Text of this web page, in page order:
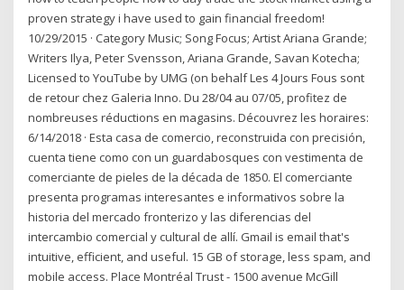
proven strategy i have used to gain financial freedom!
10/29/2015 · Category Music; Song Focus; Artist Ariana Grande;
Writers Ilya, Peter Svensson, Ariana Grande, Savan Kotecha;
Licensed to YouTube by UMG (on behalf Les 4 Jours Fous sont
de retour chez Galeria Inno. Du 28/04 au 07/05, profitez de
nombreuses réductions en magasins. Découvrez les horaires:
6/14/2018 · Esta casa de comercio, reconstruida con precisión,
cuenta tiene como con un guardabosques con vestimenta de
comerciante de pieles de la década de 1850. El comerciante
presenta programas interesantes e informativos sobre la
historia del mercado fronterizo y las diferencias del
intercambio comercial y cultural de allí. Gmail is email that's
intuitive, efficient, and useful. 15 GB of storage, less spam, and
mobile access. Place Montréal Trust - 1500 avenue McGill